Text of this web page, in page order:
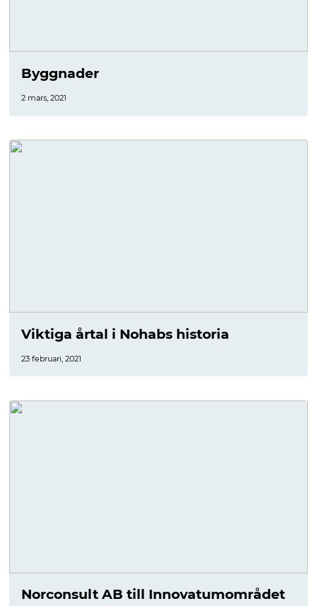
Byggnader
2 mars, 2021
Viktiga årtal i Nohabs historia
23 februari, 2021
Norconsult AB till Innovatumområdet